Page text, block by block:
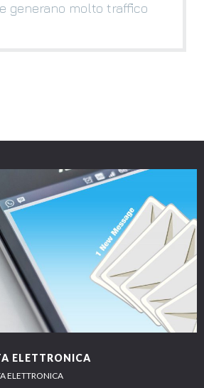
generano molto traffico
ELETTRONICA
ELETTRONICA